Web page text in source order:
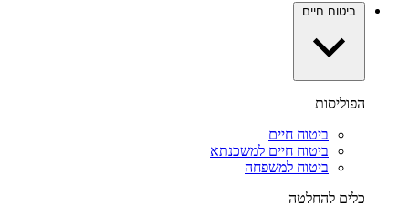
ביטוח חיים
הפוליסות
ביטוח חיים
ביטוח חיים למשכנתא
ביטוח למשפחה
כלים להחלטה